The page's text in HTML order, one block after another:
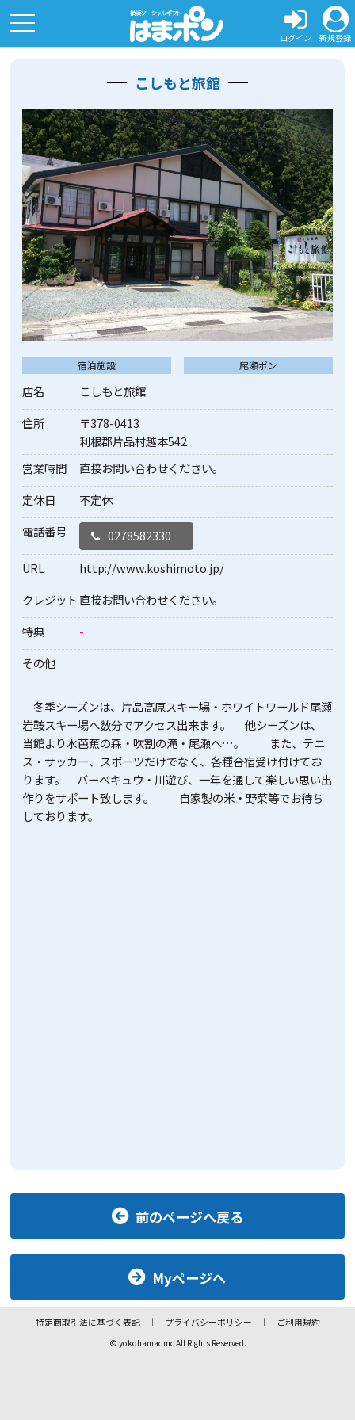
ログイン 新規登録
toggle
navigation
こしもと旅館
宿泊施設 尾瀬ポン
店名
こしもと旅館
住所
〒378-0413
利根郡片品村越本542
営業時間
直接お問い合わせください。
定休日
不定休
電話番号
0278582330
URL
http://www.koshimoto.jp/
クレジット 直接お問い合わせください。
特典
-
その他
冬季シーズンは、片品高原スキー場・ホワイトワールド尾瀬
岩鞍スキー場へ数分でアクセス出来ます。 他シーズンは、
当館より水芭蕉の森・吹割の滝・尾瀬へ…。 また、テニ
ス・サッカー、スポーツだけでなく、各種合宿受け付けてお
ります。 バーべキュウ・川遊び、一年を通して楽しい思い出
作りをサポート致します。 自家製の米・野菜等でお待ち
しております。
前のページへ戻る
Myページへ
特定商取引法に基づく表記 プライバシーポリシー ご利用規約
© yokohamadmc All Rights Reserved.